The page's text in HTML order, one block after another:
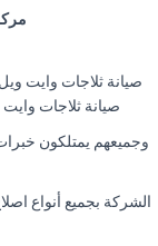
صيانة ثلاجات وايت
صيانة ثلاجات
وجميعهم يمتلكون
الشركة بجميع أنواع